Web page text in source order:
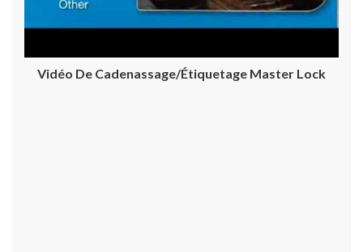
Vidéo De Cadenassage/étiquetage Master Lock